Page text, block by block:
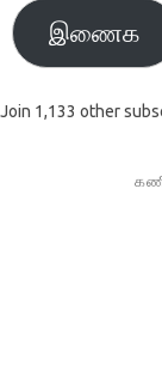
இணைக
Join 1,133 other